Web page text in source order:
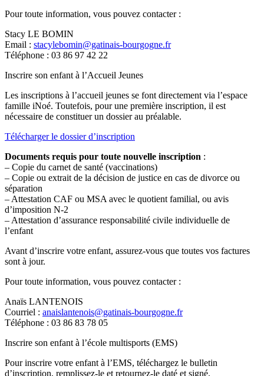
Pour toute information, vous pouvez contacter :
Stacy LE BOMIN
Email : stacylebomin@gatinais-bourgogne.fr
Téléphone : 03 86 97 42 22
Inscrire son enfant à l’Accueil Jeunes
Les inscriptions à l’accueil jeunes se font directement via l’espace
famille iNoé. Toutefois, pour une première inscription, il est
nécessaire de constituer un dossier au préalable.
Télécharger le dossier d’inscription
Documents requis pour toute nouvelle inscription :
– Copie du carnet de santé (vaccinations)
– Copie ou extrait de la décision de justice en cas de divorce ou
séparation
– Attestation CAF ou MSA avec le quotient familial, ou avis
d’imposition N-2
– Attestation d’assurance responsabilité civile individuelle de
l’enfant
Avant d’inscrire votre enfant, assurez-vous que toutes vos factures
sont à jour.
Pour toute information, vous pouvez contacter :
Anaïs LANTENOIS
Courriel : anaislantenois@gatinais-bourgogne.fr
Téléphone : 03 86 83 78 05
Inscrire son enfant à l’école multisports (EMS)
Pour inscrire votre enfant à l’EMS, téléchargez le bulletin
d’inscription, remplissez-le et retournez-le daté et signé.